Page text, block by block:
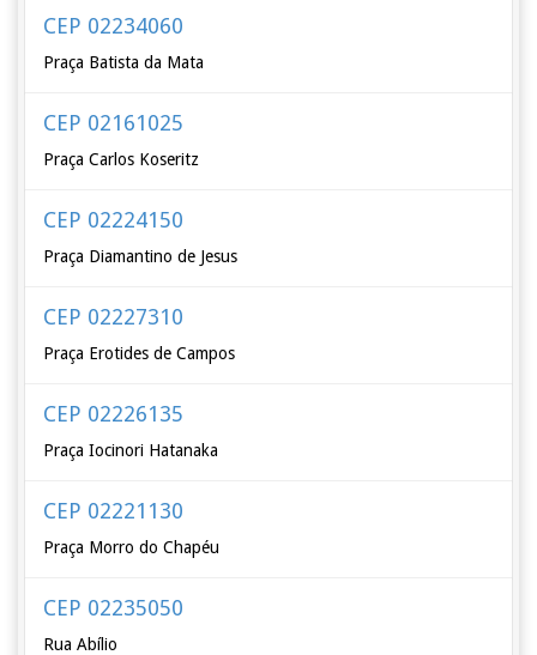
CEP 02234060
Praça Batista da Mata
CEP 02161025
Praça Carlos Koseritz
CEP 02224150
Praça Diamantino de Jesus
CEP 02227310
Praça Erotides de Campos
CEP 02226135
Praça Iocinori Hatanaka
CEP 02221130
Praça Morro do Chapéu
CEP 02235050
Rua Abílio